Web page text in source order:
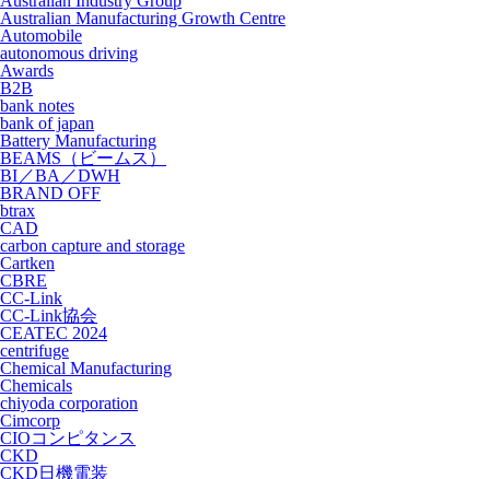
Australian Manufacturing Growth Centre
Automobile
autonomous driving
Awards
B2B
bank notes
bank of japan
Battery Manufacturing
BEAMS（ビームス）
BI／BA／DWH
BRAND OFF
btrax
CAD
carbon capture and storage
Cartken
CBRE
CC-Link
CC-Link協会
CEATEC 2024
centrifuge
Chemical Manufacturing
Chemicals
chiyoda corporation
Cimcorp
CIOコンピタンス
CKD
CKD日機電装